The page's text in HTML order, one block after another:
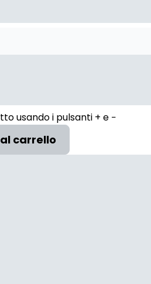
usando i pulsanti + e −